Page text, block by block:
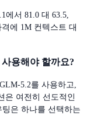
에서 81.0 대 63.5,
에 1M 컨텍스트 대
용해야 할까요?
5.2를 사용하고,
은 여전히 선도적인
은 하나를 선택하는